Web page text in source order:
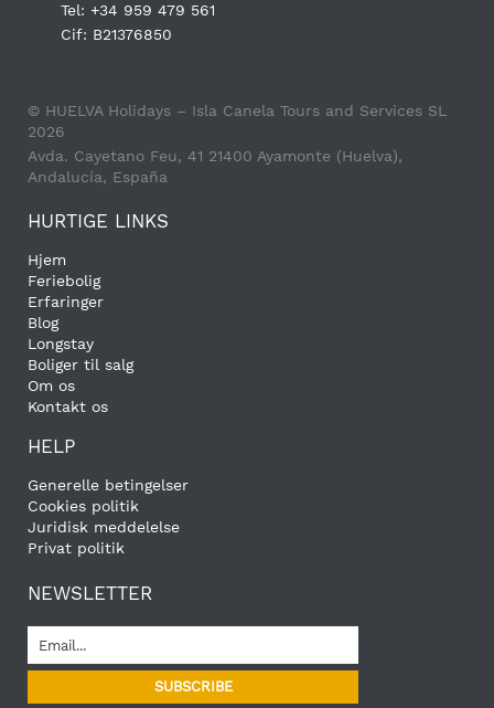
Tel: +34 959 479 561
Cif: B21376850
© HUELVA Holidays – Isla Canela Tours and Services SL
2026
Avda. Cayetano Feu, 41 21400 Ayamonte (Huelva),
Andalucía, España
HURTIGE LINKS
Hjem
Feriebolig
Erfaringer
Blog
Longstay
Boliger til salg
Om os
Kontakt os
HELP
Generelle betingelser
Cookies politik
Juridisk meddelelse
Privat politik
NEWSLETTER